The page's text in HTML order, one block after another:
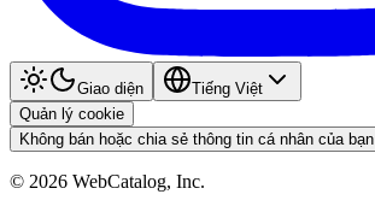
Giao diện
Tiếng Việt
Quản lý cookie
Không bán hoặc chia sẻ thông tin cá nhân của bạn
© 2026 WebCatalog, Inc.